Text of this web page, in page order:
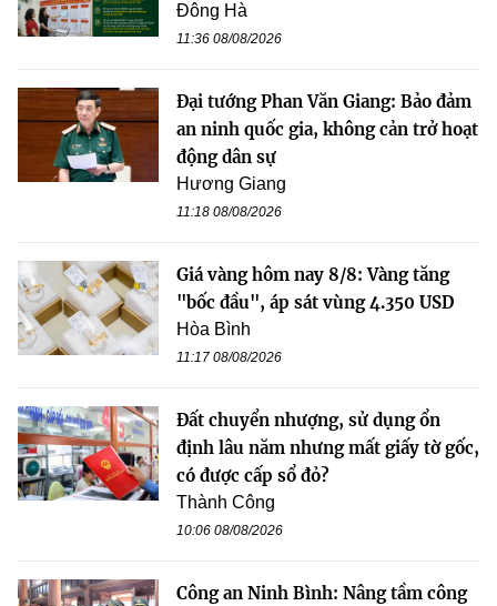
Đông Hà
11:36 08/08/2026
Đại tướng Phan Văn Giang: Bảo đảm
an ninh quốc gia, không cản trở hoạt
động dân sự
Hương Giang
11:18 08/08/2026
Giá vàng hôm nay 8/8: Vàng tăng
"bốc đầu", áp sát vùng 4.350 USD
Hòa Bình
11:17 08/08/2026
Đất chuyển nhượng, sử dụng ổn
định lâu năm nhưng mất giấy tờ gốc,
có được cấp sổ đỏ?
Thành Công
10:06 08/08/2026
Công an Ninh Bình: Nâng tầm công